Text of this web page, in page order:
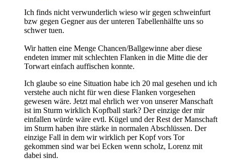
Ich finds nicht verwunderlich wieso wir gegen schweinfurt
bzw gegen Gegner aus der unteren Tabellenhälfte uns so
schwer tuen.
Wir hatten eine Menge Chancen/Ballgewinne aber diese
endeten immer mit schlechten Flanken in die Mitte die der
Torwart einfach auffischen konnte.
Ich glaube so eine Situation habe ich 20 mal gesehen und ich
verstehe auch nicht für wen diese Flanken vorgesehen
gewesen wäre. Jetzt mal ehrlich wer von unserer Manschaft
ist im Sturm wirklich Kopfball stark? Der einzige der mir
einfallen würde wäre evtl. Kügel und der Rest der Manschaft
im Sturm haben ihre stärke in normalen Abschlüssen. Der
einzige Fall in dem wir wirklich per Kopf vors Tor
gekommen sind war bei Ecken wenn scholz, Lorenz mit
dabei sind.